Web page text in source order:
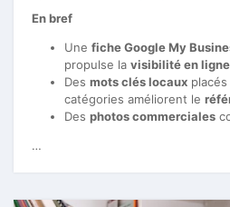
En bref
Une fiche Google My
propulse la visibilité en ligne
Des mots clés locaux
catégories améliorent le
Des photos commerciales
…